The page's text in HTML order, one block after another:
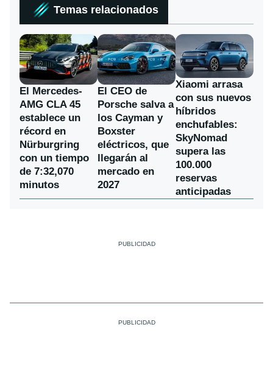
Temas relacionados
El Mercedes-
AMG CLA 45
establece un
récord en
Nürburgring
con un tiempo
de 7:32,070
minutos
El CEO de
Porsche salva a
los Cayman y
Boxster
eléctricos, que
llegarán al
mercado en
2027
Xiaomi arrasa
con sus nuevos
híbridos
enchufables:
SkyNomad
supera las
100.000
reservas
anticipadas